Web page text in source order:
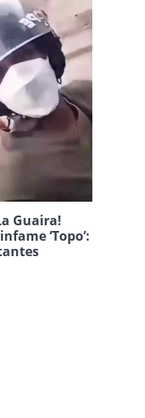
Guaira!
‘Topo’: